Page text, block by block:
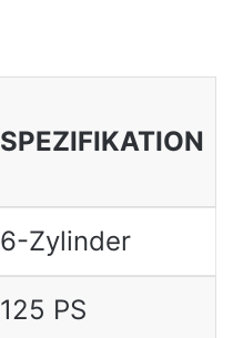
SPEZIFIKATION
6-Zylinder
125 PS